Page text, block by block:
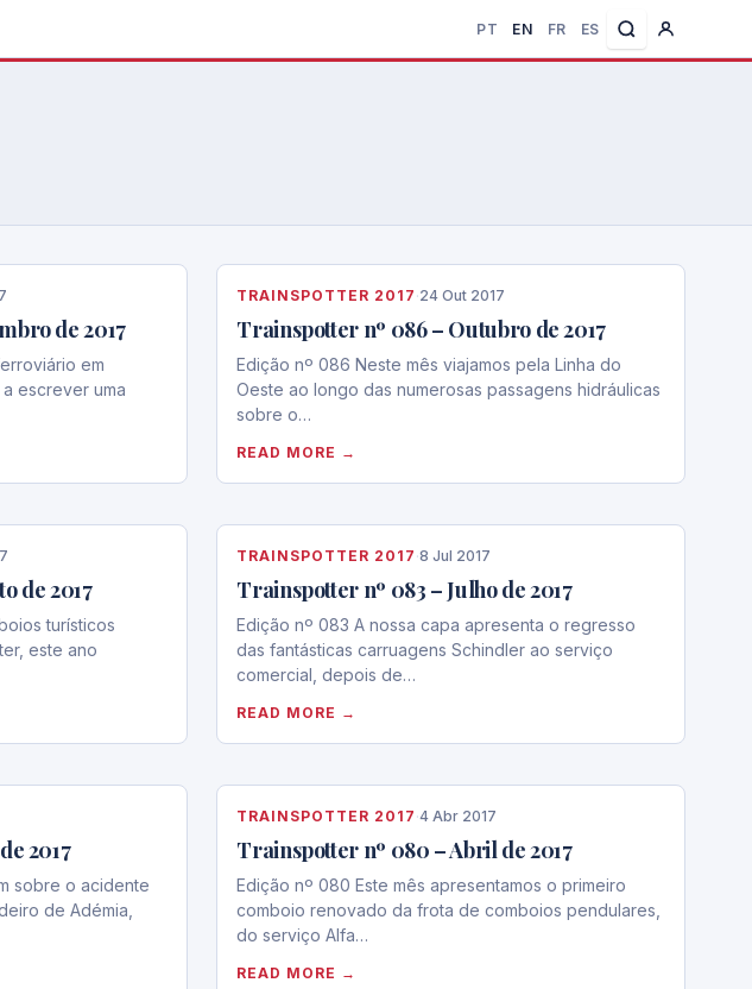
PT EN FR ES
de 2017
em
escrever uma
TRAINSPOTTER 2017 ·24 Out 2017
Trainspotter nº 086 – Outubro de 2017
Edição nº 086 Neste mês viajamos pela Linha do
Oeste ao longo das numerosas passagens hidráulicas
sobre o…
READ MORE →
de 2017
turísticos
este ano
TRAINSPOTTER 2017 ·8 Jul 2017
Trainspotter nº 083 – Julho de 2017
Edição nº 083 A nossa capa apresenta o regresso
das fantásticas carruagens Schindler ao serviço
comercial, depois de…
READ MORE →
2017
sobre o acidente
de Adémia,
TRAINSPOTTER 2017 ·4 Abr 2017
Trainspotter nº 080 – Abril de 2017
Edição nº 080 Este mês apresentamos o primeiro
comboio renovado da frota de comboios pendulares,
do serviço Alfa…
READ MORE →